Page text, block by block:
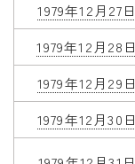
1979年12月27日
1979年12月28日
1979年12月29日
1979年12月30日